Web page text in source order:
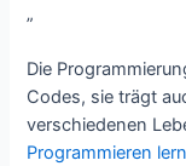
„
Die
Codes, sie trägt
verschiedenen
Programmieren